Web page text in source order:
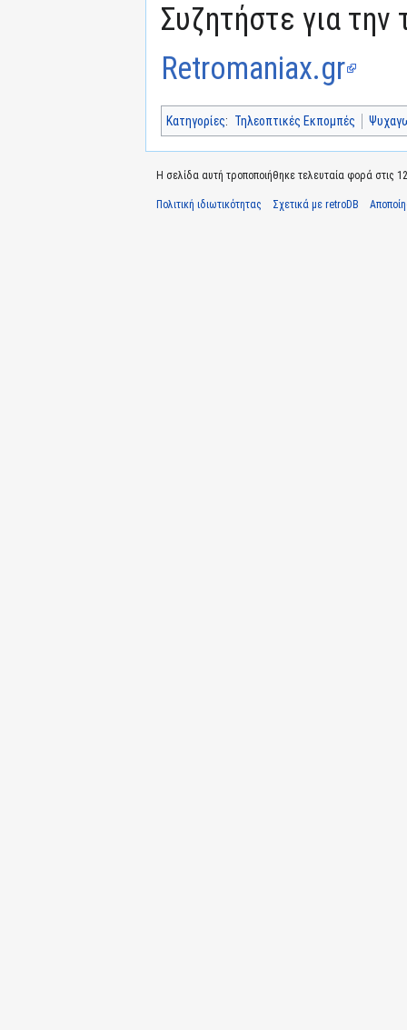
Συζητήστε για την
Retromaniax.gr
Κατηγορίες: Τηλεοπτικές Εκπομπές
Η σελίδα αυτή τροποποιήθηκε τελευταία φορά στις
Πολιτική ιδιωτικότητας Σχετικά με retroDB